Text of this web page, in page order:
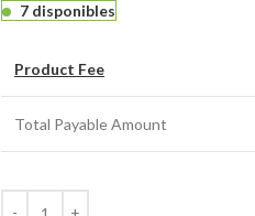
7 disponibles
Product Fee
Total Payable Amount